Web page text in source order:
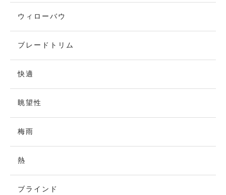
ウィローバウ
ブレードトリム
快適
眺望性
梅雨
熱
ブラインド